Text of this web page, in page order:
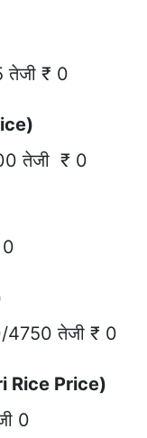
तेजी ₹ 0
तेजी ₹ 0
4750 तेजी ₹ 0
Rice Price)
0